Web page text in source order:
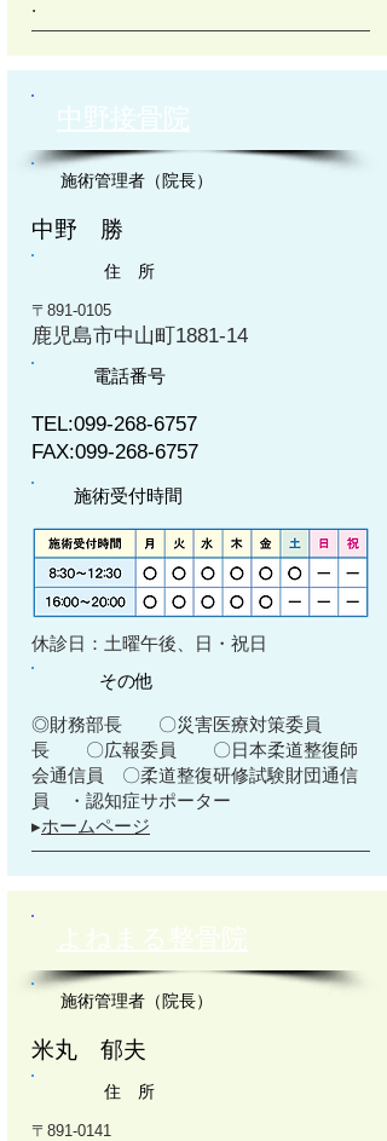
.
中野接骨院
施術管理者（院長）
中野 勝
住 所
〒891-0105
鹿児島市中山町1881-14
電話番号
TEL:099-268-6757
FAX:099-268-6757
施術受付時間
​休診日：土曜午後、日・祝日
その他
◎財務部長 〇災害医療対策委員
長 〇広報委員 〇日本柔道整復師
会通信員 〇柔道整復研修試験財団通信
員 ・認知症サポーター
​▸ホームページ
よねまる整骨院
施術管理者（院長）
米丸 郁夫
住 所
〒891-0141